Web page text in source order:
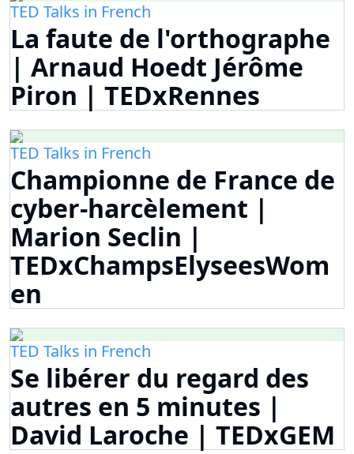
TED Talks in French
La faute de l'orthographe
| Arnaud Hoedt Jérôme
Piron | TEDxRennes
TED Talks in French
Championne de France de
cyber-harcèlement |
Marion Seclin |
TEDxChampsElyseesWom
en
TED Talks in French
Se libérer du regard des
autres en 5 minutes |
David Laroche | TEDxGEM